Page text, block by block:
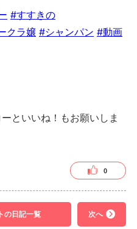
#すすきの
クラ嬢 #シャンパン #動画
といいね！もお願いしま
0
の日記一覧 次へ